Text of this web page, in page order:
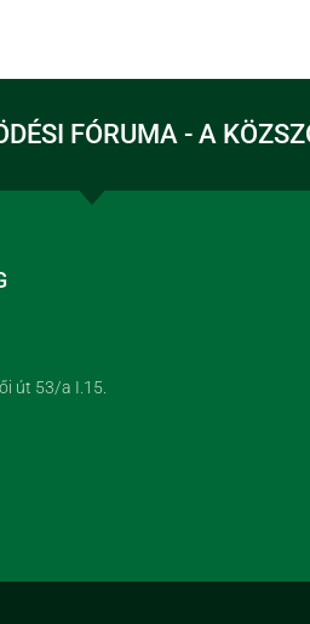
FÓRUMA - A
út 53/a I.15.